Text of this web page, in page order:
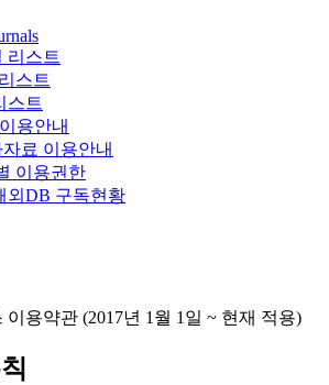
리스트
스트
스트
용안내
료 이용안내
이용권한
외DB 구독현황
용약관 (2017년 1월 1일 ~ 현재 적용)